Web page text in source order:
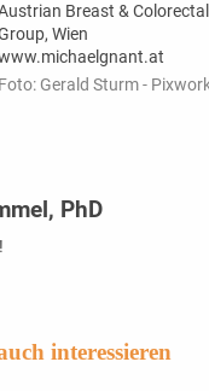
Breast &
Wien
Foto: Gerald Sturm -
PhD
interessieren